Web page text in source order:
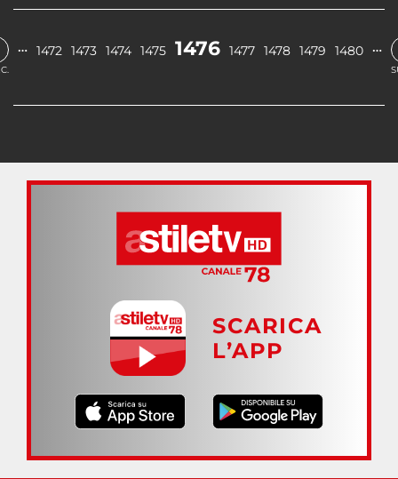
… 1472 1473 1474 1475 1476 1477 1478 1479 1480 …
SCARICA
L’APP